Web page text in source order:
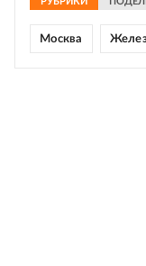
Москва